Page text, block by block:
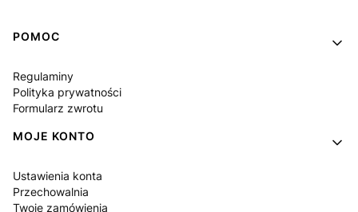
Linki w stopce
POMOC
Regulaminy
Polityka prywatności
Formularz zwrotu
MOJE KONTO
Ustawienia konta
Przechowalnia
Twoje zamówienia